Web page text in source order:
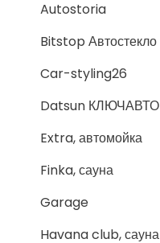
Autostoria
Bitstop Автостекло
Car-styling26
Datsun КЛЮЧАВТО
Extra, автомойка
Finka, сауна
Garage
Havana club, сауна